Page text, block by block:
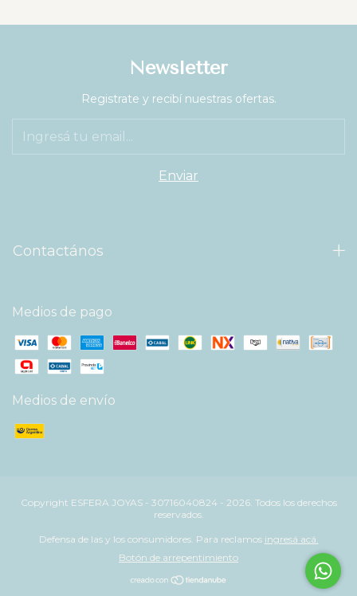
Newsletter
Registrate y recibí nuestras ofertas.
Contactános
Medios de pago
Medios de envío
Copyright ESFERA JOYAS - 30716040824 - 2026. Todos los derechos
reservados.
Defensa de las y los consumidores. Para reclamos ingresá acá.
Botón de arrepentimiento